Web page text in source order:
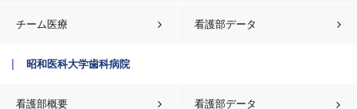
チーム医療 看護部データ
昭和医科大学歯科病院
看護部概要 看護部データ